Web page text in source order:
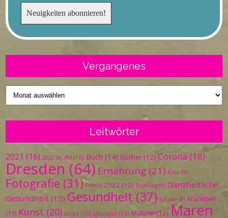
Vergangenes
Vergangenes
Leitwörter
2021 (16) 2022 (9) Art (10) Buch (14) Bücher (12) Corona (18)
Dresden (64) Ernährung (21) Foto (9)
Fotografie (31) Fotos 2022 (12) Frühling (9) Ganzheitliche
Gesundheit (15) Gesundheit (37) Kinder (9) Krankheit
(11) Kunst (20) Liebe (10) Literatur (10) Malerei(12) Maren